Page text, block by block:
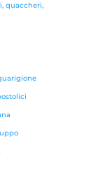
quaccheri,